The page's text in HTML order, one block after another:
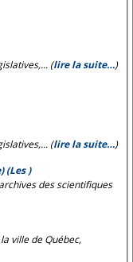
(lire la suite…)
(lire la suite…)
(Les )
des scientifiques
ville de Québec,